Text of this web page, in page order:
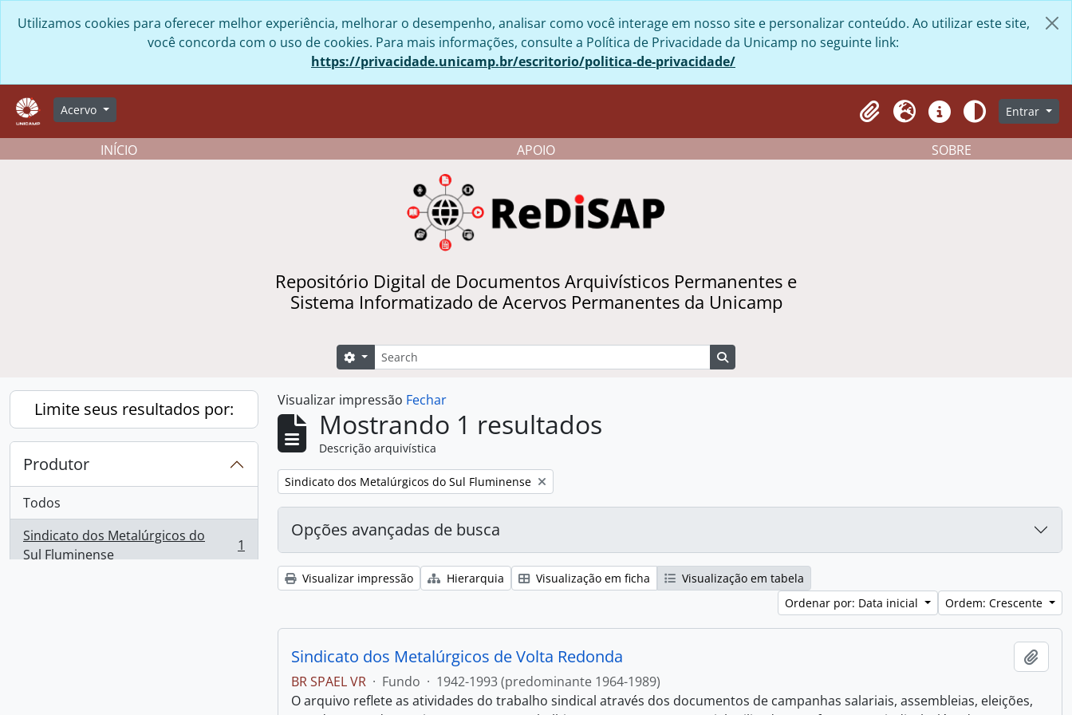
Utilizamos cookies para oferecer melhor experiência, melhorar o desempenho, analisar como você interage em nosso site e personalizar conteúdo. Ao utilizar este site,
você concorda com o uso de cookies. Para mais informações, consulte a Política de Privacidade da Unicamp no seguinte link:
https://privacidade.unicamp.br/escritorio/politica-de-privacidade/
Acervo
Clipboard
Idioma AtalhosAparênciaEntrar
INÍCIO APOIO SOBRE
Repositório Digital de Documentos Arquivísticos Permanentes e
Sistema Informatizado de Acervos Permanentes da Unicamp
Buscar
Opções de busca
Limite seus resultados por:
Produtor
Todos
Sindicato dos Metalúrgicos do
Sul Fluminense
, 1 resultados 1
Visualizar impressão Fechar
Mostrando 1 resultados
Descrição arquivística
Remover filtro:
Sindicato dos Metalúrgicos do Sul Fluminense
Opções avançadas de busca
Visualizar impressão Hierarquia Visualização em ficha
Visualização em tabela
Ordenar por: Data inicial
Ordem: Crescente
Sindicato dos Metalúrgicos de Volta Redonda
BR SPAEL VR · Fundo · 1942-1993 (predominante 1964-1989)
O arquivo reflete as atividades do trabalho sindical através dos documentos de campanhas salariais, assembleias, eleições,